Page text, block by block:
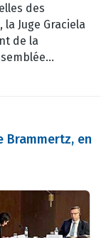
des
Juge Graciela
de la
Brammertz, en